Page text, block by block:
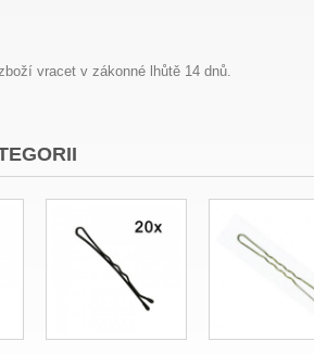
vracet v zákonné lhůtě 14 dnů.